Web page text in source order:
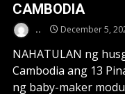
CAMBODIA
.. December 5,
NAHATULAN ng
Cambodia ang 13
ng baby-maker